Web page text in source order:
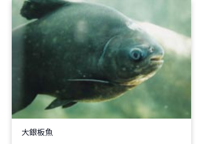
大銀板魚